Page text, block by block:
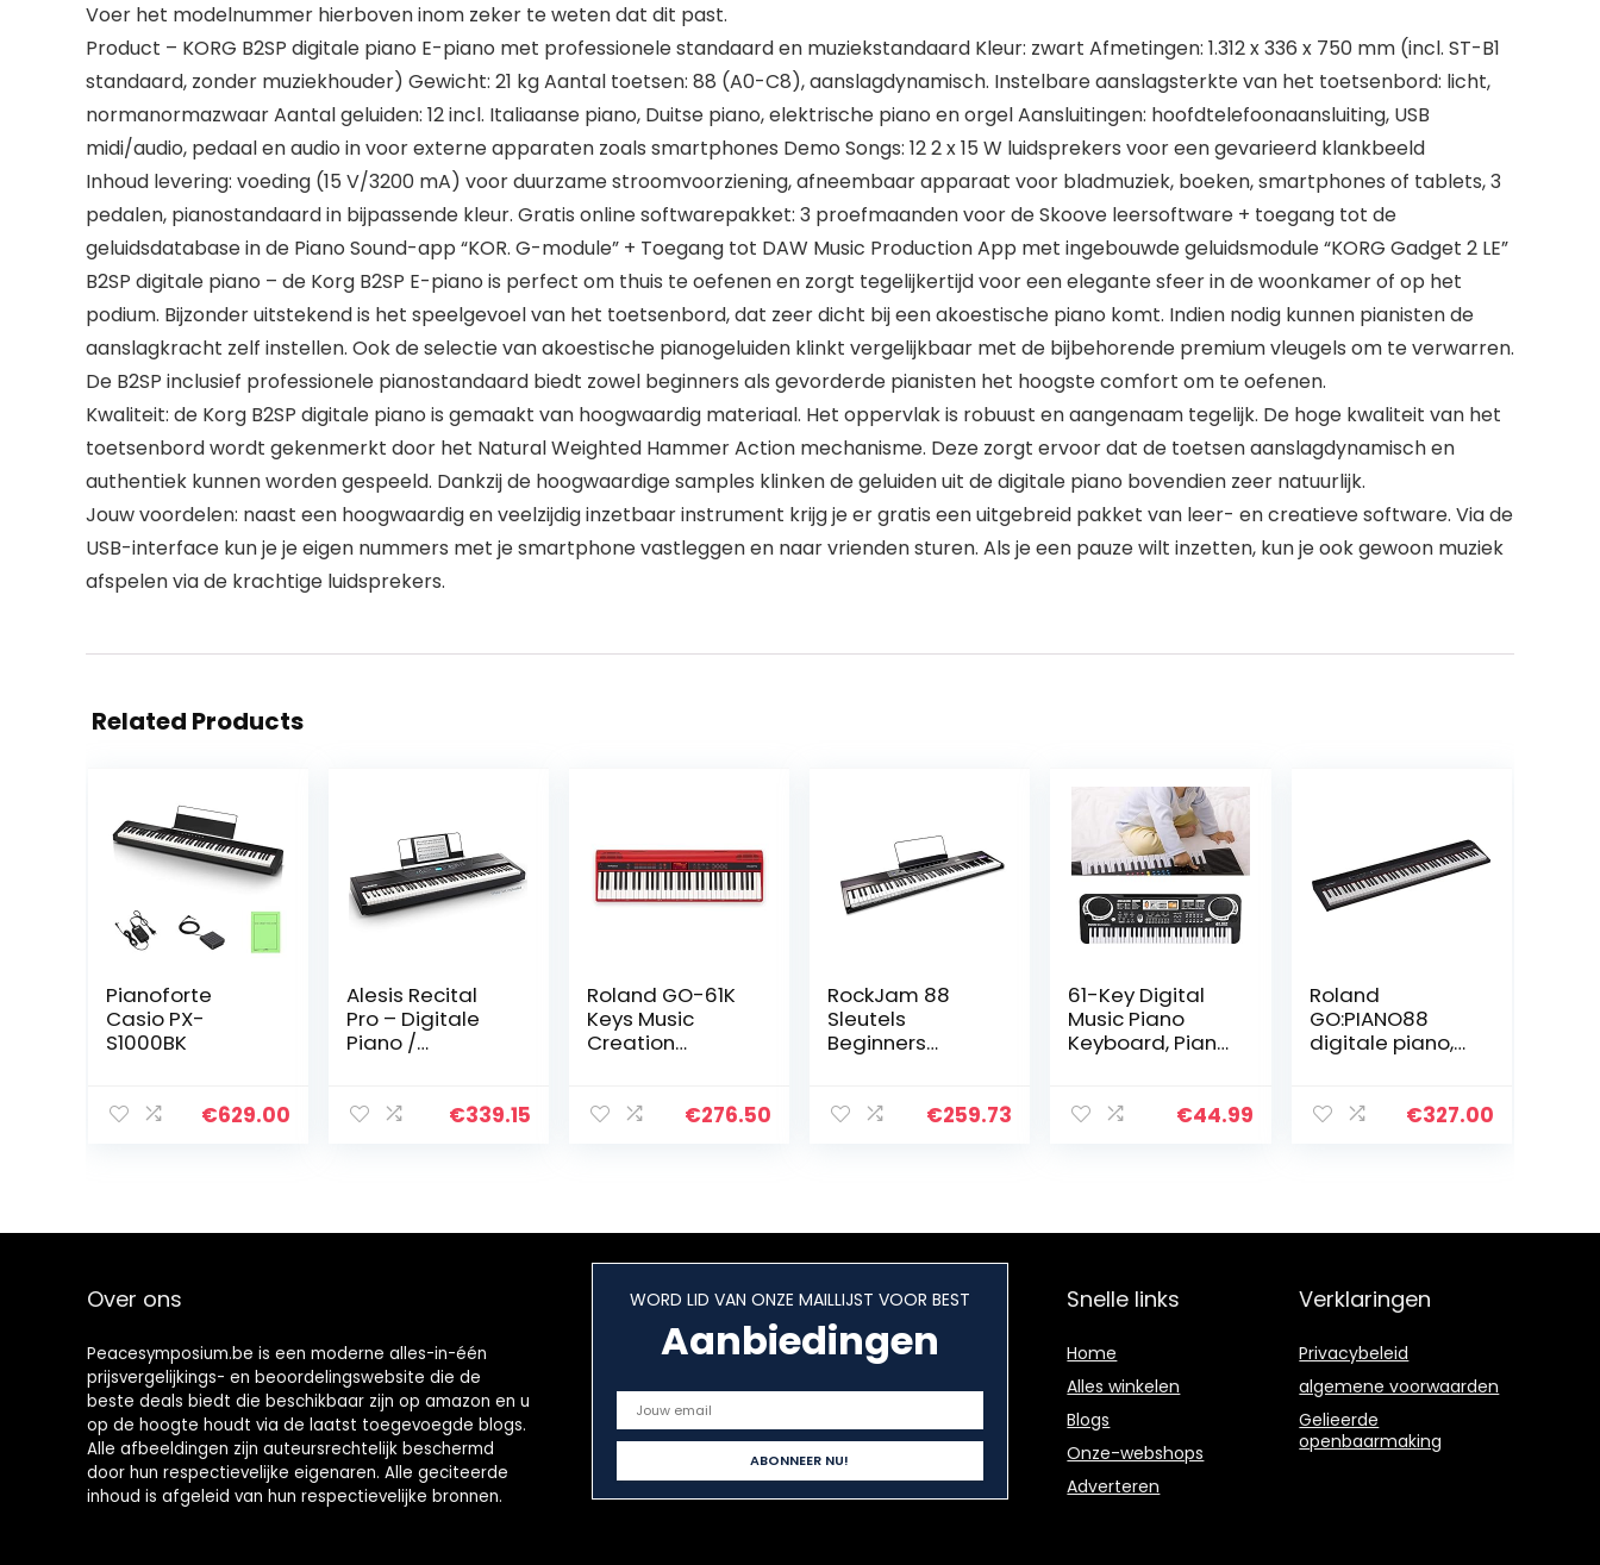
Voer het modelnummer hierboven inom zeker te weten dat dit past.
Product – KORG B2SP digitale piano E-piano met professionele standaard en muziekstandaard Kleur: zwart Afmetingen: 1.312 x 336 x 750 mm (incl. ST-B1
standaard, zonder muziekhouder) Gewicht: 21 kg Aantal toetsen: 88 (A0-C8), aanslagdynamisch. Instelbare aanslagsterkte van het toetsenbord: licht,
normanormazwaar Aantal geluiden: 12 incl. Italiaanse piano, Duitse piano, elektrische piano en orgel Aansluitingen: hoofdtelefoonaansluiting, USB
midi/audio, pedaal en audio in voor externe apparaten zoals smartphones Demo Songs: 12 2 x 15 W luidsprekers voor een gevarieerd klankbeeld
Inhoud levering: voeding (15 V/3200 mA) voor duurzame stroomvoorziening, afneembaar apparaat voor bladmuziek, boeken, smartphones of tablets, 3
pedalen, pianostandaard in bijpassende kleur. Gratis online softwarepakket: 3 proefmaanden voor de Skoove leersoftware + toegang tot de
geluidsdatabase in de Piano Sound-app “KOR. G-module” + Toegang tot DAW Music Production App met ingebouwde geluidsmodule “KORG Gadget 2 LE”
B2SP digitale piano – de Korg B2SP E-piano is perfect om thuis te oefenen en zorgt tegelijkertijd voor een elegante sfeer in de woonkamer of op het
podium. Bijzonder uitstekend is het speelgevoel van het toetsenbord, dat zeer dicht bij een akoestische piano komt. Indien nodig kunnen pianisten de
aanslagkracht zelf instellen. Ook de selectie van akoestische pianogeluiden klinkt vergelijkbaar met de bijbehorende premium vleugels om te verwarren.
De B2SP inclusief professionele pianostandaard biedt zowel beginners als gevorderde pianisten het hoogste comfort om te oefenen.
Kwaliteit: de Korg B2SP digitale piano is gemaakt van hoogwaardig materiaal. Het oppervlak is robuust en aangenaam tegelijk. De hoge kwaliteit van het
toetsenbord wordt gekenmerkt door het Natural Weighted Hammer Action mechanisme. Deze zorgt ervoor dat de toetsen aanslagdynamisch en
authentiek kunnen worden gespeeld. Dankzij de hoogwaardige samples klinken de geluiden uit de digitale piano bovendien zeer natuurlijk.
Jouw voordelen: naast een hoogwaardig en veelzijdig inzetbaar instrument krijg je er gratis een uitgebreid pakket van leer- en creatieve software. Via de
USB-interface kun je je eigen nummers met je smartphone vastleggen en naar vrienden sturen. Als je een pauze wilt inzetten, kun je ook gewoon muziek
afspelen via de krachtige luidsprekers.
Related Products
Pianoforte
Casio PX-
S1000BK
€629.00
Alesis Recital
Pro – Digitale
Piano /
88 gewogen
luidsprekers
€339.15
Roland GO-61K
Keys Music
Creation
connectiviteit,
€276.50
RockJam 88
Sleutels
Beginners
€259.73
61-Key Digital
Music Piano
Keyboard, Piano
Piano Kinderen
voor Beginners
€44.99
Roland
GO:PIANO88
digitale piano,
€327.00
Over ons
Peacesymposium.be is een moderne alles-in-één
prijsvergelijkings- en beoordelingswebsite die de
beste deals biedt die beschikbaar zijn op amazon en u
op de hoogte houdt via de laatst toegevoegde blogs.
Alle afbeeldingen zijn auteursrechtelijk beschermd
door hun respectievelijke eigenaren. Alle geciteerde
inhoud is afgeleid van hun respectievelijke bronnen.
WORD LID VAN ONZE MAILLIJST VOOR BEST
Aanbiedingen
Snelle links
Home
Alles winkelen
Blogs
Onze-webshops
Adverteren
Verklaringen
Privacybeleid
algemene voorwaarden
Gelieerde
openbaarmaking